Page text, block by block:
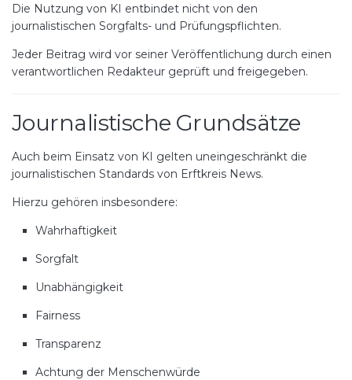
Die Nutzung von KI entbindet nicht von den
journalistischen Sorgfalts- und Prüfungspflichten.
Jeder Beitrag wird vor seiner Veröffentlichung durch einen
verantwortlichen Redakteur geprüft und freigegeben.
Journalistische Grundsätze
Auch beim Einsatz von KI gelten uneingeschränkt die
journalistischen Standards von Erftkreis News.
Hierzu gehören insbesondere:
Wahrhaftigkeit
Sorgfalt
Unabhängigkeit
Fairness
Transparenz
Achtung der Menschenwürde